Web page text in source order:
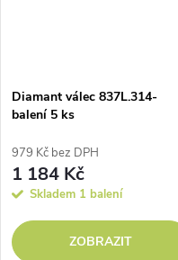
Diamant válec 837L.314-
balení 5 ks
979 Kč bez DPH
1 184 Kč
Skladem 1 balení
ZOBRAZIT